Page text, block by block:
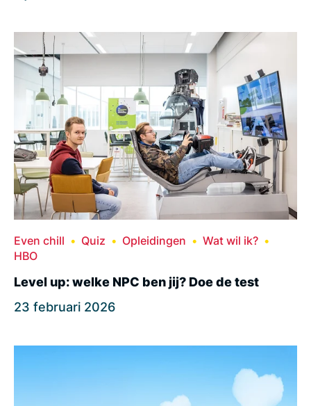
Even chill Quiz Opleidingen
Wat wil ik?
HBO
Level up: welke NPC ben jij? Doe de test
23 februari 2026